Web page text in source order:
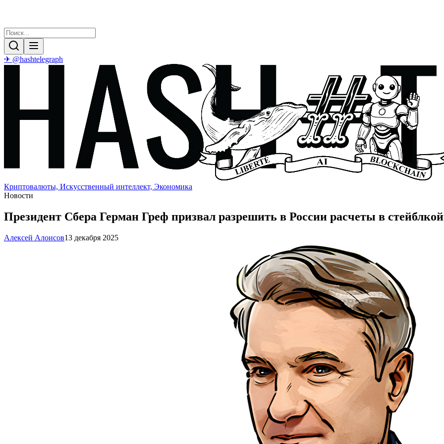
✈ @hashtelegraph
Криптовалюты, Искусственный интеллект, Экономика
Новости
Президент Сбера Герман Греф призвал разрешить в России расчеты в
Алексей Алоисов13 декабря 2025